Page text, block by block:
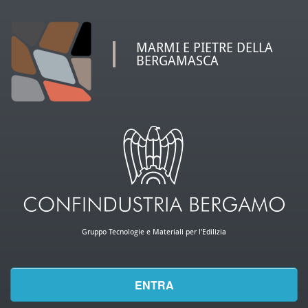
MARMI E PIETRE DELLA
BERGAMASCA
Gruppo Tecnologie e Materiali per l'Edilizia
ENTRA